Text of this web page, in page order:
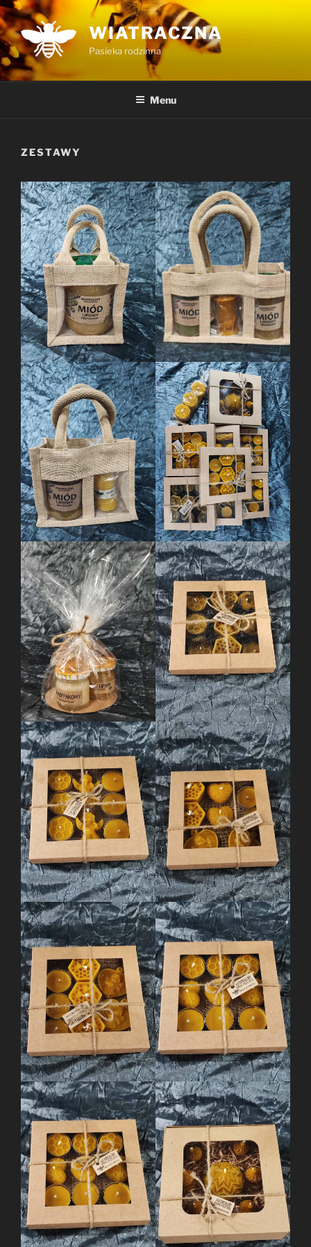
Przejdź
do
treści
WIATRACZNA
Pasieka rodzinna
Menu
ZESTAWY